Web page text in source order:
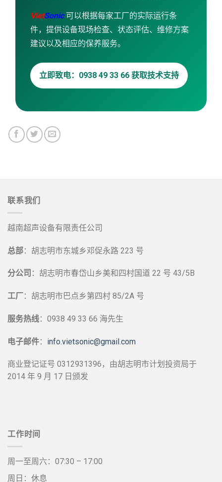
VietSonic可以根据每家工厂的实际运行条
件，提供设备现场检查、状态评估、维修方案
建议以及相应的保养服务。
立即致电：0938 49 33 66 获取技术支持
联系我们
越南超声设备有限责任公司
总部：胡志明市东城乡邓促永路 223 号
分公司 ：胡志明市春岱山乡美和四村国道 22 号 43/5B
工厂：胡志明市巴点乡第四村 85/2A 号
服务热线：0938 49 33 66 海先生
电子邮件： info.vietsonic@gmail.com
商业登记证号 0312931396，由胡志明市计划投资局于
2014 年 9 月 17 日颁发
工作时间
周一至周六：07:30 – 17:00
周日：休息